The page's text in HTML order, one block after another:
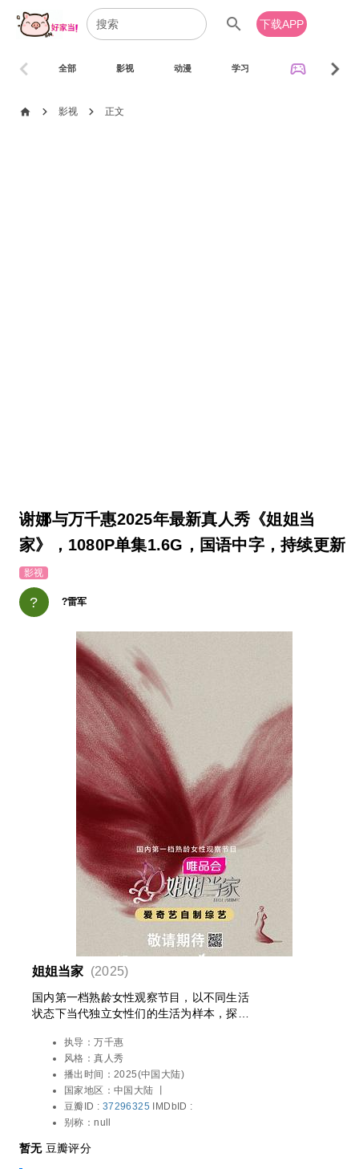
search 下载APP
全部 影视 动漫 学习 sports_esports
chevron_left chevron_right
home chevron_right 影视 chevron_right 正文
谢娜与万千惠2025年最新真人秀《姐姐当
家》，1080P单集1.6G，国语中字，持续更新
影视
? ?雷军
姐姐当家 (2025)
国内第一档熟龄女性观察节目，以不同生活
状态下当代独立女性们的生活为样本，探讨
议题。执导：万千惠
风格：真人秀
播出时间： 2025(中国大陆)
国家地区： 中国大陆 丨
豆瓣ID : 37296325 IMDbID :
别称：null
暂无豆瓣评分